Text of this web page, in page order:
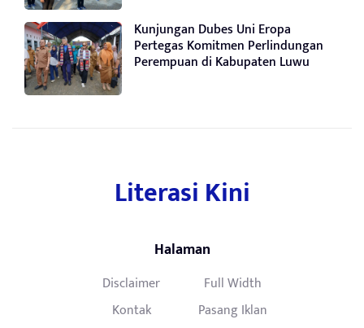
Kunjungan Dubes Uni Eropa
Pertegas Komitmen Perlindungan
Perempuan di Kabupaten Luwu
Literasi Kini
Halaman
Disclaimer
Full Width
Kontak
Pasang Iklan